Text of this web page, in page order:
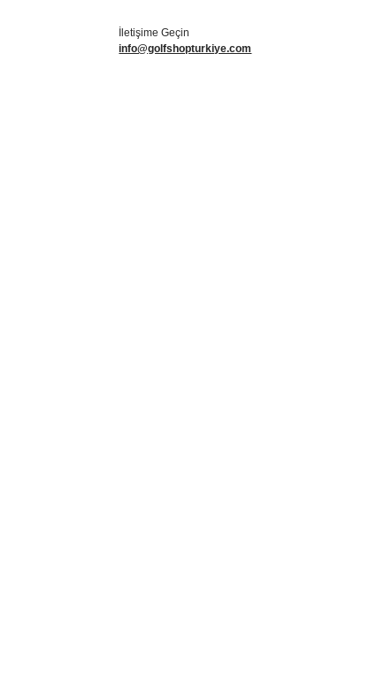
İletişime Geçin
info@golfshopturkiye.com